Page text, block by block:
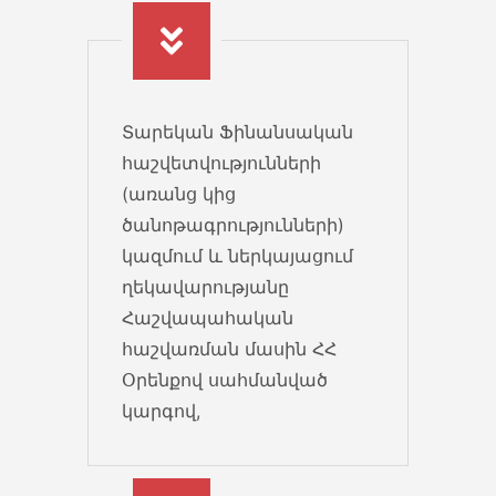
է իրազեկման թերթիկներ...
Թեմատիկ ուսումնասիրություն
01.10.2022թ-ից հարկային
հսկողության նոր եղանակ՝
թեմատիկ ուսումնասիրություն
«ՀՀ հարկային օրենսգրքում լրացումներ
ՀՀ...
05 Apr 2022
ՏՏ աջակցություն
տրամադրում Տեղեկատվական
Տարեկան Ֆինանսական
հաշվետվությունների
(առանց կից
ծանոթագրությունների)
կազմում և ներկայացում
ղեկավարությանը
Հաշվապահական
հաշվառման մասին ՀՀ
Օրենքով սահմանված
կարգով,